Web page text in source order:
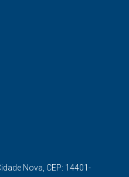
Nova, CEP: 14401-